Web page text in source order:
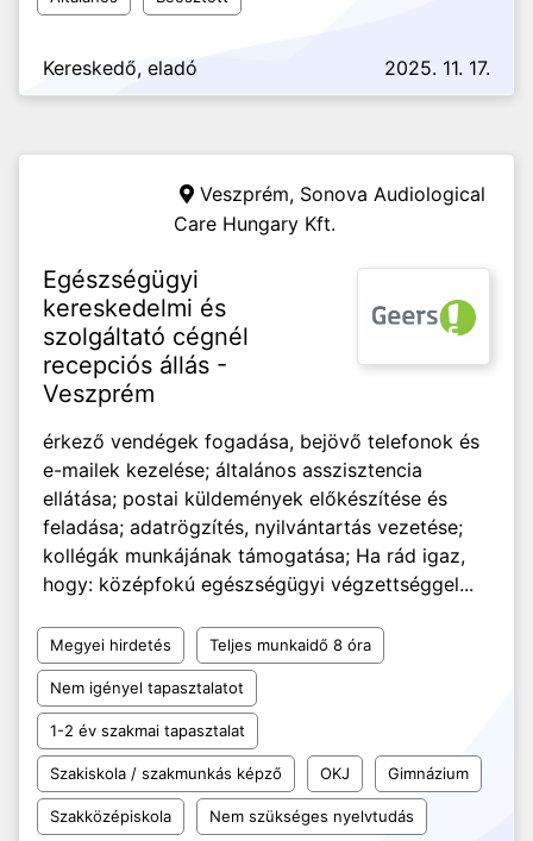
Kereskedő, eladó 2025. 11. 17.
Veszprém, Sonova Audiological
Care Hungary Kft.
Egészségügyi
kereskedelmi és
szolgáltató cégnél
recepciós állás -
Veszprém
érkező vendégek fogadása, bejövő telefonok és
e-mailek kezelése; általános asszisztencia
ellátása; postai küldemények előkészítése és
feladása; adatrögzítés, nyilvántartás vezetése;
kollégák munkájának támogatása; Ha rád igaz,
hogy: középfokú egészségügyi végzettséggel...
Megyei hirdetés Teljes munkaidő 8 óra
Nem igényel tapasztalatot
1-2 év szakmai tapasztalat
Szakiskola / szakmunkás képző OKJ Gimnázium
Szakközépiskola Nem szükséges nyelvtudás